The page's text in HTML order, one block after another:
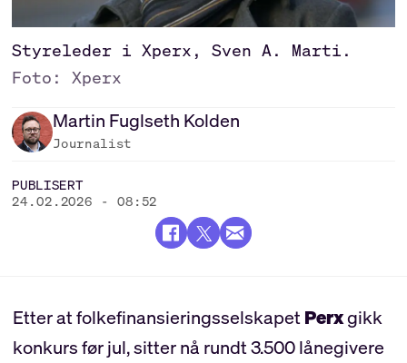
Styreleder i Xperx, Sven A. Marti.
Foto: Xperx
Martin Fuglseth Kolden
Journalist
PUBLISERT
24.02.2026 - 08:52
Etter at folkefinansieringsselskapetPerxgikk
konkurs før jul, sitter nå rundt 3.500 lånegivere